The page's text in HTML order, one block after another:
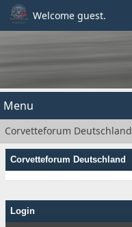
Welcome guest.
Menu
Corvetteforum Deutschland
Corvetteforum Deutschland
Login